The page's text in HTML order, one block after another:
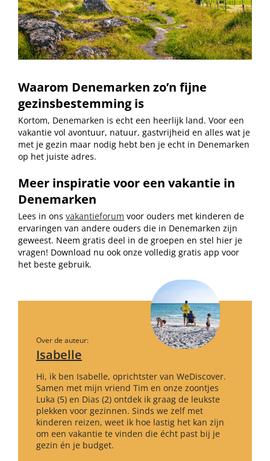
Waarom Denemarken zo’n fijne
gezinsbestemming is
Kortom, Denemarken is echt een heerlijk land. Voor een
vakantie vol avontuur, natuur, gastvrijheid en alles wat je
met je gezin maar nodig hebt ben je echt in Denemarken
op het juiste adres.
Meer inspiratie voor een vakantie in
Denemarken
Lees in ons vakantieforum voor ouders met kinderen de
ervaringen van andere ouders die in Denemarken zijn
geweest. Neem gratis deel in de groepen en stel hier je
vragen! Download nu ook onze volledig gratis app voor
het beste gebruik.
Over de auteur:
Isabelle
Hi, ik ben Isabelle, oprichtster van WeDiscover.
Samen met mijn vriend Tim en onze zoontjes
Luka (5) en Dias (2) ontdek ik graag de leukste
plekken voor gezinnen. Sinds we zelf met
kinderen reizen, weet ik hoe lastig het kan zijn
om een vakantie te vinden die écht past bij je
gezin én je budget.